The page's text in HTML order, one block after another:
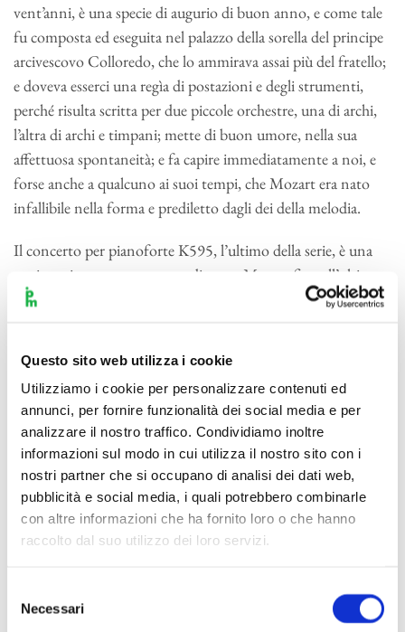
Questo sito web utilizza i cookie
Utilizziamo i cookie per personalizzare contenuti ed
annunci, per fornire funzionalità dei social media e per
analizzare il nostro traffico. Condividiamo inoltre
informazioni sul modo in cui utilizza il nostro sito con i
nostri partner che si occupano di analisi dei dati web,
pubblicità e social media, i quali potrebbero combinarle
con altre informazioni che ha fornito loro o che hanno
raccolto dal suo utilizzo dei loro servizi.
delNecessari
vent’anni, è una specie di augurio di buon anno, e come tale
fu composta ed eseguita nel palazzo della sorella del principe
arcivescovo Colloredo, che lo ammirava assai più del fratello;
e doveva esserci una regìa di postazioni e degli strumenti,
perché risulta scritta per due piccole orchestre, una di archi,
l’altra di archi e timpani; mette di buon umore, nella sua
affettuosa spontaneità; e fa capire immediatamente a noi, e
forse anche a qualcuno ai suoi tempi, che Mozart era nato
infallibile nella forma e prediletto dagli dei della melodia.
Il concerto per pianoforte K595, l’ultimo della serie, è una
testimonianza commovente di come Mozart fino all’ultimo
– siamo nell’anno della morte – anche nelle difficoltà in cui si
scritta per un pianista di non grandi meriti: non ne
conosciamo nemmeno il nome, ma vediamo rispettato il suo
livello nelle scarse difficoltà tecniche. E così Mozart rinuncia
al virtuosismo, non pone particolari problemi nel rapporto
con l’orchestra, ma si porta completamente fuori da ogni
concetto di esibizione o di successo, chiedendo agli interpreti
scioltezza, fiducia, intimità. Lascia nascere le frasi come dalle
dita, quasi fiorissero da sole come nel primo tempo, o le fa
popolari, che prendono all’istante ampiezza e meraviglia,
come nell’adagio.
Quando lo eseguì Mozart al pianoforte, fu